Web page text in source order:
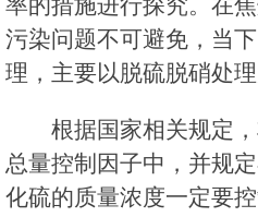
污染问题不可避免，当
理，主要以脱硫脱硝处理
根据国家相关规定
总量控制因子中，并规
化硫的质量浓度一定要